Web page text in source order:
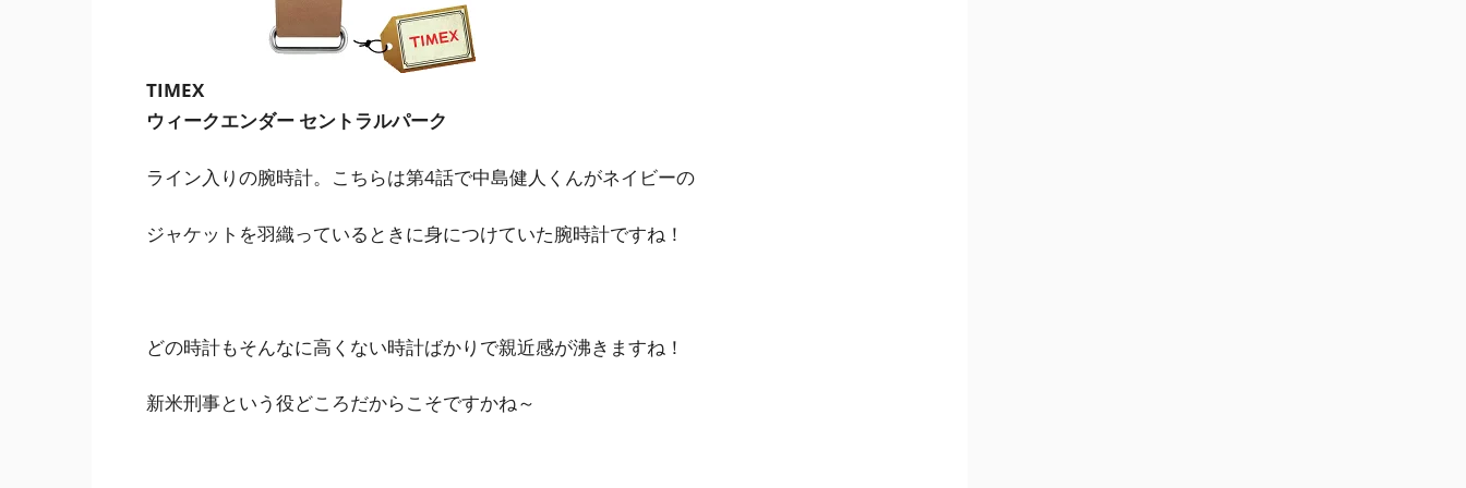
TIMEX
ウィークエンダー セントラルパーク
ライン入りの腕時計。こちらは第4話で中島健人くんがネイビーの
ジャケットを羽織っているときに身につけていた腕時計ですね！
どの時計もそんなに高くない時計ばかりで親近感が沸きますね！
新米刑事という役どころだからこそですかね～